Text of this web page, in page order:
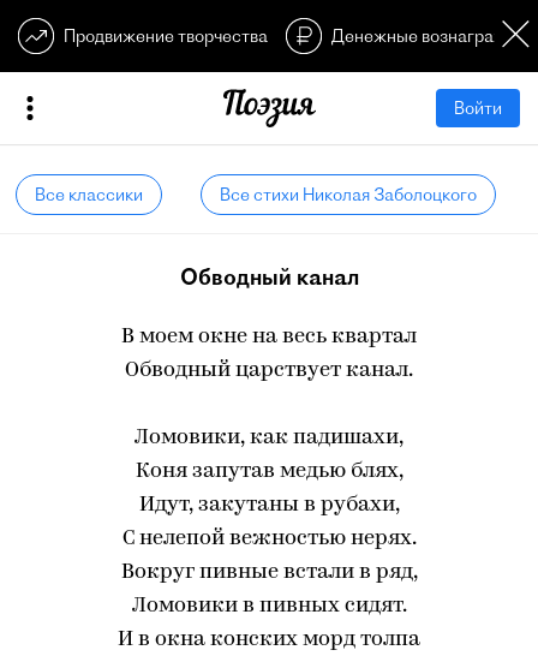
Продвижение творчества Денежные
Войти
Все классики Все стихи Николая Заболоцкого
Обводный канал
В моем окне на весь квартал
Обводный царствует канал.
Ломовики, как падишахи,
Коня запутав медью блях,
Идут, закутаны в рубахи,
С нелепой вежностью нерях.
Вокруг пивные встали в ряд,
Ломовики в пивных сидят.
И в окна конских морд толпа